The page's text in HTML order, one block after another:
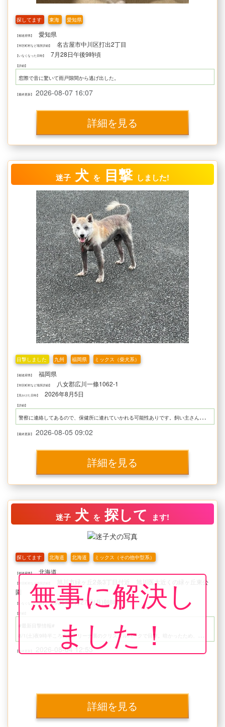
探してます 東海 愛知県
【都道府県】 愛知県
【市区町村など場所詳細】 名古屋市中川区打出2丁目
【いなくなった日時】 7月28日午後9時頃
【詳細】
窓際で音に驚いて雨戸隙間から逃げ出した。
【最終更新】 2026-08-07 16:07
詳細を見る
迷子 犬 を 目撃 しました!
目撃しました 九州 福岡県 ミックス（柴犬系）
【都道府県】 福岡県
【市区町村など場所詳細】 八女郡広川一條1062-1
【見かけた日時】 2026年8月5日
【詳細】
警
察に連絡してあるので、保健所に連れていかれる可能性ありです。飼い主さんの発見を願っています。
【最終更新】 2026-08-05 09:02
詳細を見る
無事に解決し
ました！
迷子 犬 を 探して ます!
探してます 北海道 北海道 ミックス（その他中型系）
【都道府県】 北海道
【市区町村など場所詳細】
旭川市緑ヶ丘2条3丁目付近 旭川医大近くの緑ヶ丘東公
園
【いなくなった日時】 2026年7月27日(月)朝8時
【詳細】
#最新目撃情報#
8/1(土)夜9時半ころ大雪アリーナ裏のクリスタルパークで目撃。暗かったため、向かった方向は不明。
【最終更新】 2026-08-04 12:53
詳細を見る